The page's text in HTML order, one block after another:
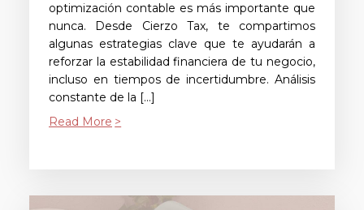
optimización contable es más importante que
nunca. Desde Cierzo Tax, te compartimos
algunas estrategias clave que te ayudarán a
reforzar la estabilidad financiera de tu negocio,
incluso en tiempos de incertidumbre. Análisis
constante de la […]
Read More